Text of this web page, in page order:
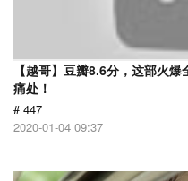
【越哥】豆瓣8.6分，这部火
痛处！
# 447
2020-01-04 09:37